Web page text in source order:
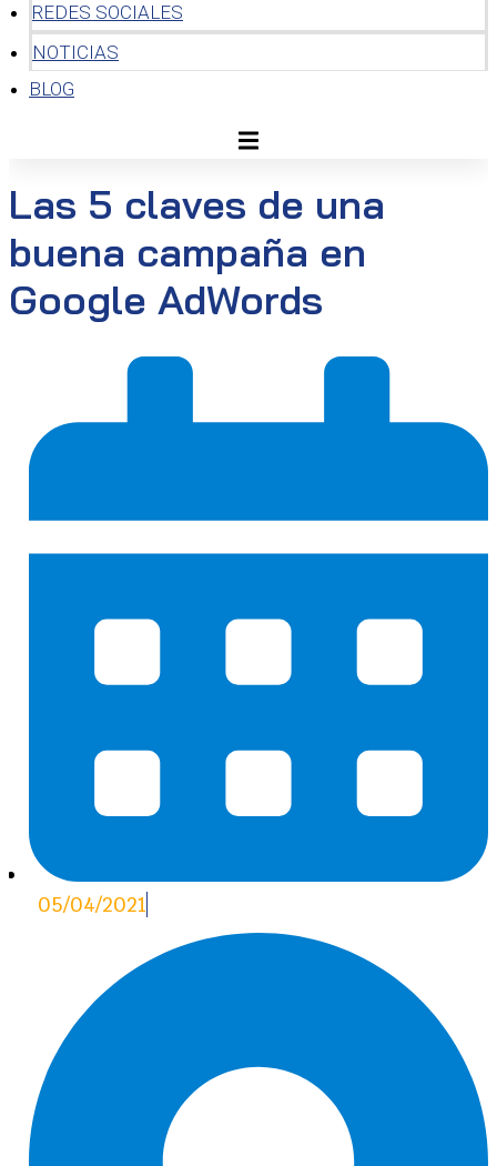
REDES SOCIALES
NOTICIAS
BLOG
Las 5 claves de una
buena campaña en
Google AdWords
05/04/2021